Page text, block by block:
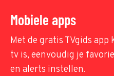
Mobiele apps
Met de gratis TVgids
tv is, eenvoudig je
en alerts instellen.